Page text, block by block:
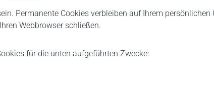
Permanente Cookies verbleiben auf Ihrem
Webbrowser schließen.
für die unten aufgeführten Zwecke: